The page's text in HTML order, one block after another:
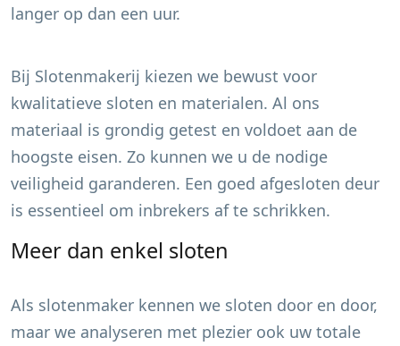
langer op dan een uur.
Bij Slotenmakerij kiezen we bewust voor
kwalitatieve sloten en materialen. Al ons
materiaal is grondig getest en voldoet aan de
hoogste eisen. Zo kunnen we u de nodige
veiligheid garanderen. Een goed afgesloten deur
is essentieel om inbrekers af te schrikken.
Meer dan enkel sloten
Als slotenmaker kennen we sloten door en door,
maar we analyseren met plezier ook uw totale